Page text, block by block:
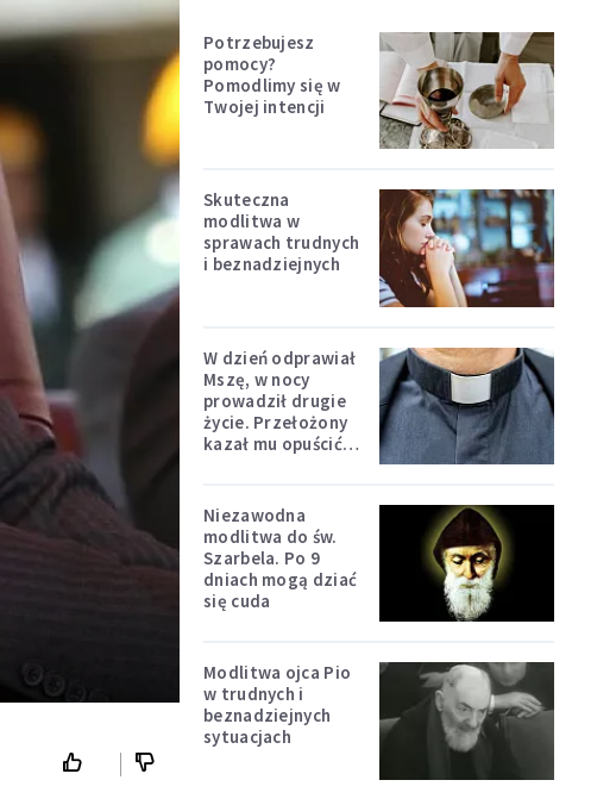
Potrzebujesz
pomocy?
Pomodlimy się w
Twojej intencji
Skuteczna
modlitwa w
sprawach trudnych
i beznadziejnych
W dzień odprawiał
Mszę, w nocy
prowadził drugie
życie. Przełożony
kazał mu opuścić
Niezawodna
modlitwa do św.
Szarbela. Po 9
dniach mogą dziać
się cuda
Modlitwa ojca Pio
w trudnych i
beznadziejnych
sytuacjach